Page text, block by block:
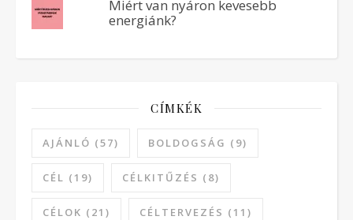
Miért van nyáron kevesebb
energiánk?
CÍMKÉK
AJÁNLÓ (57) BOLDOGSÁG (9)
CÉL (19) CÉLKITŰZÉS (8)
CÉLOK (21) CÉLTERVEZÉS (11)